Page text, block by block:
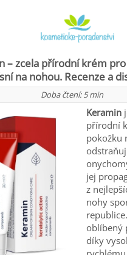
– zcela přírodní krém
na nohou. Recenze a
Doba čtení:5 min
Keramin
přírodní
pokožku
jej
z
nohy
oblíbený
díky